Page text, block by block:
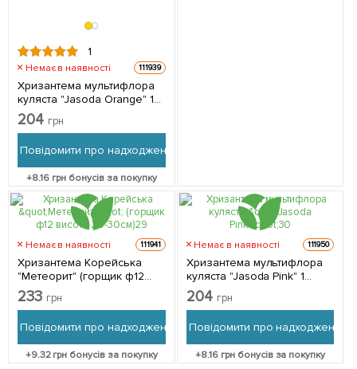
1
Немає в наявності 111939
Хризантема мультифлора
куляста "Jasoda Orange" 1
саджанець в упаковці
204 грн
Повідомити про надходження
+8.16 грн бонусів за покупку
Немає в наявності 111941
Хризантема Корейська
"Метеорит" (горщик ф12
висота 20-30см) 1
саджанець в упаковці
233 грн
Повідомити про надходження
+9.32грн бонусів за покупку
Немає в наявності 111950
Хризантема мультифлора
куляста "Jasoda Pink" 1
саджанець в упаковці
204 грн
Повідомити про надходження
+8.16грн бонусів за покупку